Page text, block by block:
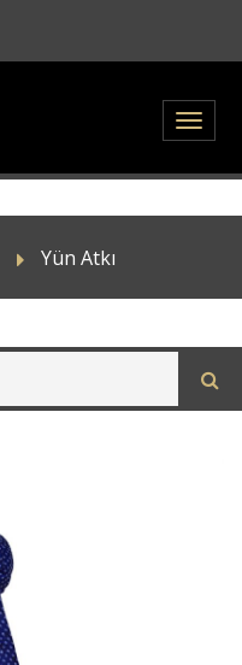
Yün Atkı